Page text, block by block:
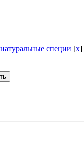
натуральные специи [x]